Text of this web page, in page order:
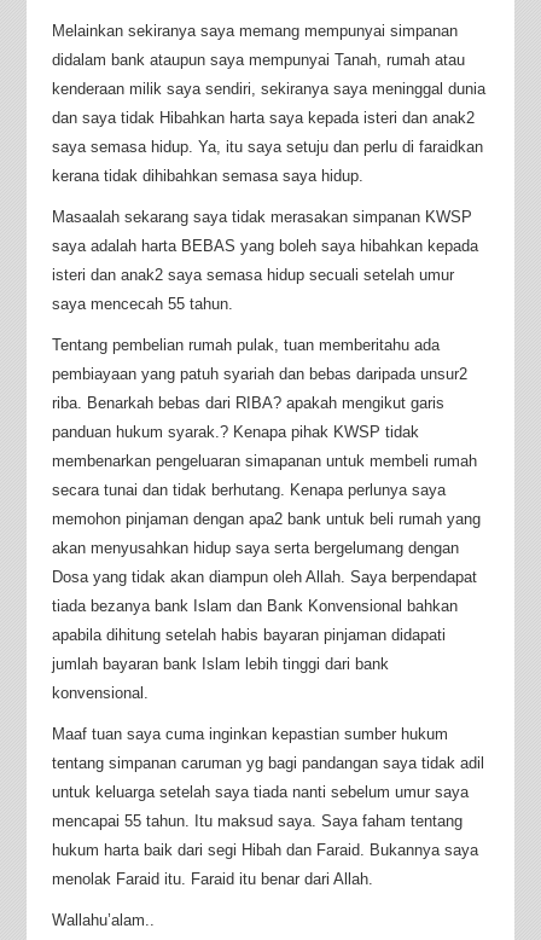
Melainkan sekiranya saya memang mempunyai simpanan
didalam bank ataupun saya mempunyai Tanah, rumah atau
kenderaan milik saya sendiri, sekiranya saya meninggal dunia
dan saya tidak Hibahkan harta saya kepada isteri dan anak2
saya semasa hidup. Ya, itu saya setuju dan perlu di faraidkan
kerana tidak dihibahkan semasa saya hidup.
Masaalah sekarang saya tidak merasakan simpanan KWSP
saya adalah harta BEBAS yang boleh saya hibahkan kepada
isteri dan anak2 saya semasa hidup secuali setelah umur
saya mencecah 55 tahun.
Tentang pembelian rumah pulak, tuan memberitahu ada
pembiayaan yang patuh syariah dan bebas daripada unsur2
riba. Benarkah bebas dari RIBA? apakah mengikut garis
panduan hukum syarak.? Kenapa pihak KWSP tidak
membenarkan pengeluaran simapanan untuk membeli rumah
secara tunai dan tidak berhutang. Kenapa perlunya saya
memohon pinjaman dengan apa2 bank untuk beli rumah yang
akan menyusahkan hidup saya serta bergelumang dengan
Dosa yang tidak akan diampun oleh Allah. Saya berpendapat
tiada bezanya bank Islam dan Bank Konvensional bahkan
apabila dihitung setelah habis bayaran pinjaman didapati
jumlah bayaran bank Islam lebih tinggi dari bank
konvensional.
Maaf tuan saya cuma inginkan kepastian sumber hukum
tentang simpanan caruman yg bagi pandangan saya tidak adil
untuk keluarga setelah saya tiada nanti sebelum umur saya
mencapai 55 tahun. Itu maksud saya. Saya faham tentang
hukum harta baik dari segi Hibah dan Faraid. Bukannya saya
menolak Faraid itu. Faraid itu benar dari Allah.
Wallahu’alam..